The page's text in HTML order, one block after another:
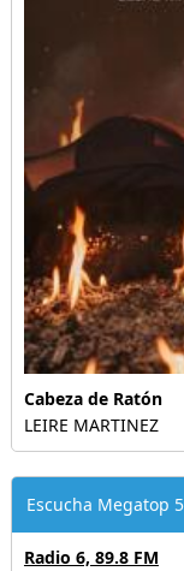
Cabeza de Ratón
LEIRE MARTINEZ
Escucha Megatop
Radio 6, 89.8 FM